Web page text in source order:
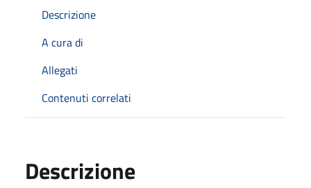
Descrizione
A cura di
Allegati
Contenuti correlati
Descrizione